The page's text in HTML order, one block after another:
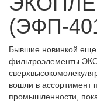
(ЭФП-
Бывшие новинкой
фильтроэлементы
вошли в ассортимент
промышленности,